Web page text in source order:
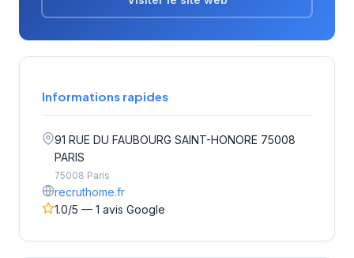
Informations rapides
91 RUE DU FAUBOURG SAINT-HONORE 75008
PARIS
75008 Paris
recruthome.fr
1.0/5 — 1 avis Google